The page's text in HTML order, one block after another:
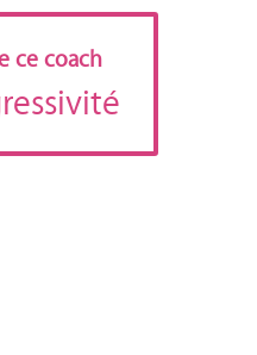
ce coach